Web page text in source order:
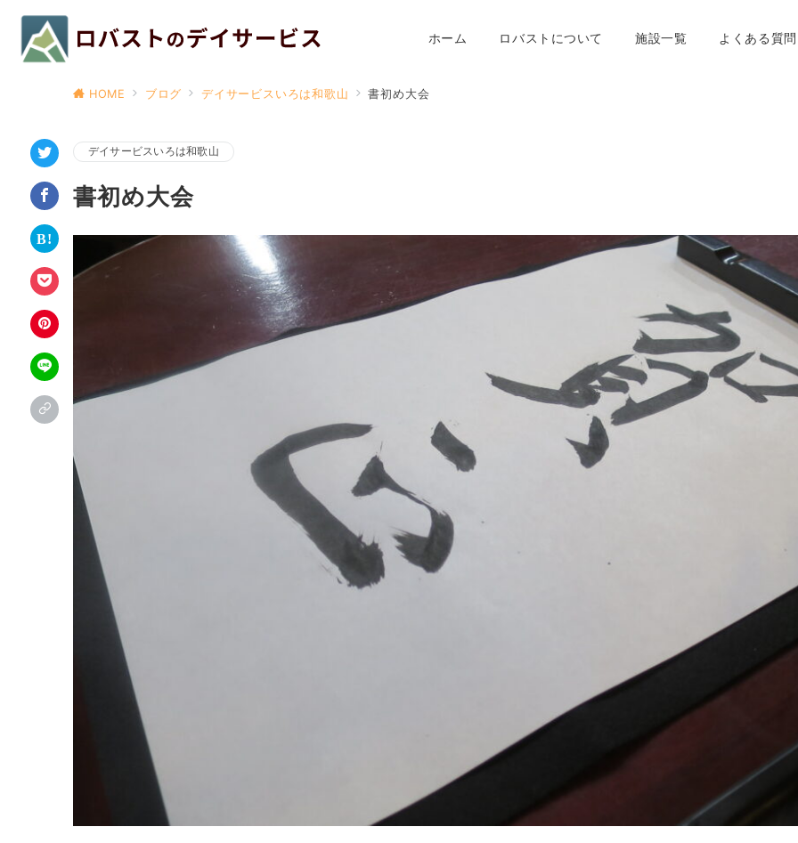
ホーム ロバストについて 施設一覧 よくある質問
HOME ブログ デイサービスいろは和歌山 書初め大会
デイサービスいろは和歌山
書初め大会